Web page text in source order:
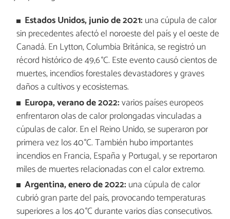
Estados Unidos, junio de 2021: una cúpula de calor
sin precedentes afectó el noroeste del país y el oeste de
Canadá. En Lytton, Columbia Británica, se registró un
récord histórico de 49,6 °C. Este evento causó cientos de
muertes, incendios forestales devastadores y graves
daños a cultivos y ecosistemas.
Europa, verano de 2022:varios países europeos
enfrentaron olas de calor prolongadas vinculadas a
cúpulas de calor. En el Reino Unido, se superaron por
primera vez los 40 °C. También hubo importantes
incendios en Francia, España y Portugal, y se reportaron
miles de muertes relacionadas con el calor extremo.
Argentina, enero de 2022: una cúpula de calor
cubrió gran parte del país, provocando temperaturas
superiores a los 40 °C durante varios días consecutivos.